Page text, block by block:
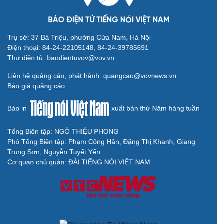
BÁO ĐIỆN TỬ TIẾNG NÓI VIỆT NAM
Trụ sở: 37 Bà Triệu, phường Cửa Nam, Hà Nội
Điện thoại: 84-24-22105148, 84-24-39785691
Thư điện tử: baodientuvov@vov.vn
Liên hệ quảng cáo, phát hành: quangcao@vovnews.vn
Báo giá quảng cáo
Báo in xuất bản thứ Năm hàng tuần
Tổng Biên tập: NGÔ THIỆU PHONG
Phó Tổng Biên tập: Phạm Công Hân, Đặng Thị Khanh, Giang
Trung Sơn, Nguyễn Tuyết Yến
Cơ quan chủ quản: ĐÀI TIẾNG NÓI VIỆT NAM